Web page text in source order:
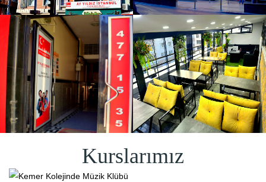
Kurslarımız